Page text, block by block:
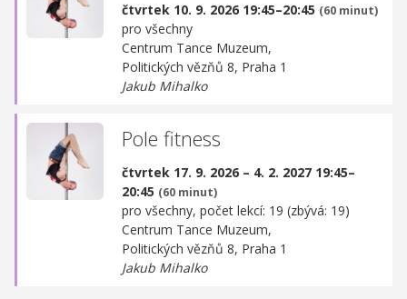
čtvrtek 10. 9. 2026 19:45–20:45 (60 minut)
pro všechny
Centrum Tance Muzeum,
Politických vězňů 8, Praha 1
Jakub Mihalko
Pole fitness
čtvrtek 17. 9. 2026 – 4. 2. 2027 19:45–
20:45 (60 minut)
pro všechny, počet lekcí: 19 (zbývá: 19)
Centrum Tance Muzeum,
Politických vězňů 8, Praha 1
Jakub Mihalko